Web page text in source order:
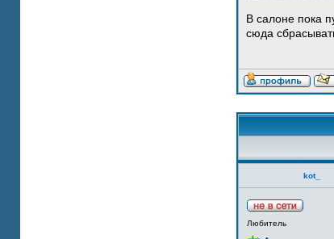
В салоне пока
сюда
kot_
Любитель